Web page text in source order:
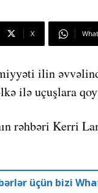
X
ilin
ilə uçuşlara
rəhbəri Kerri
üçün bizi